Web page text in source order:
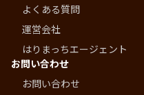
よくある質問
運営会社
はりまっちエージェント
お問い合わせ
お問い合わせ